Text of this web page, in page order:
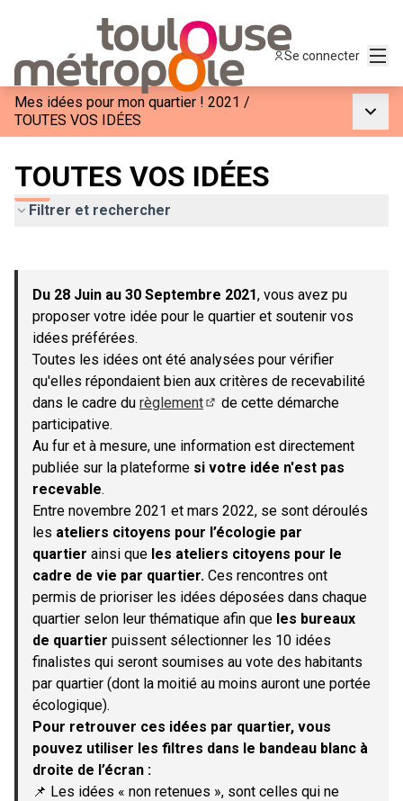
Se connecter
Mes idées pour mon quartier ! 2021 /
TOUTES VOS IDÉES
TOUTES VOS IDÉES
Filtrer et rechercher
−
Du 28 Juin au 30 Septembre 2021, vous avez pu
proposer votre idée pour le quartier et soutenir vos
idées préférées.
Toutes les idées ont été analysées pour vérifier
qu'elles répondaient bien aux critères de recevabilité
dans le cadre du règlement
de cette démarche
participative.
Au fur et à mesure, une information est directement
publiée sur la plateforme si votre idée n'est pas
recevable.
Entre novembre 2021 et mars 2022, se sont déroulés
les ateliers citoyens pour l’écologie par
quartier ainsi que les ateliers citoyens pour le
cadre de vie par quartier. Ces rencontres ont
permis de prioriser les idées déposées dans chaque
quartier selon leur thématique afin que les bureaux
de quartier puissent sélectionner les 10 idées
finalistes qui seront soumises au vote des habitants
par quartier (dont la moitié au moins auront une portée
écologique).
Pour retrouver ces idées par quartier, vous
pouvez utiliser les filtres dans le bandeau blanc à
droite de l’écran :
📌 Les idées « non retenues », sont celles qui ne